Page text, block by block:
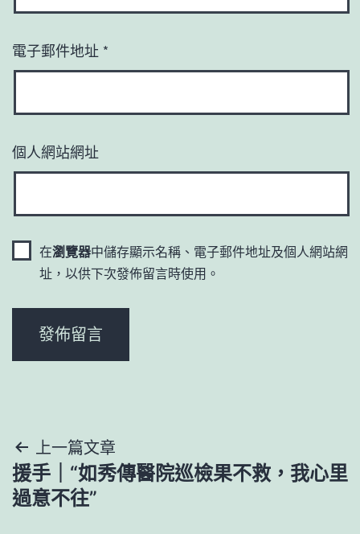
電子郵件地址 *
個人網站網址
在瀏覽器中儲存顯示名稱、電子郵件地址及個人網站網
址，以供下次發佈留言時使用。
文
章
上一篇文章
援手｜“如秀傳醫院巡檢果不救，我心里
過意不往”